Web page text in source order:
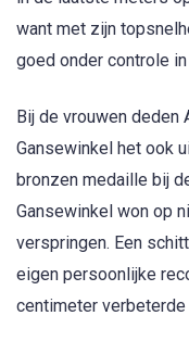
want met zijn
goed onder controle
Bij de vrouwen deden
Gansewinkel het ook
bronzen medaille bij
Gansewinkel won op
verspringen. Een
eigen persoonlijke
centimeter